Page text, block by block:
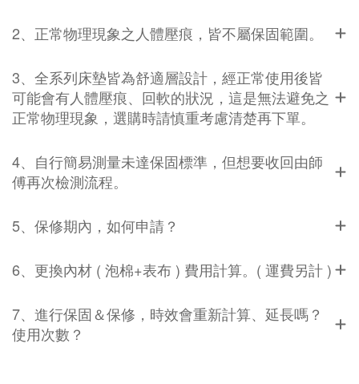
2、正常物理現象之人體壓痕，皆不屬保固範圍。
3、全系列床墊皆為舒適層設計，經正常使用後皆
可能會有人體壓痕、回軟的狀況，這是無法避免之
正常物理現象，選購時請慎重考慮清楚再下單。
4、自行簡易測量未達保固標準，但想要收回由師
傅再次檢測流程。
5、保修期內，如何申請？
6、更換內材 ( 泡棉+表布 ) 費用計算。( 運費另計 )
7、進行保固＆保修，時效會重新計算、延長嗎？
使用次數？